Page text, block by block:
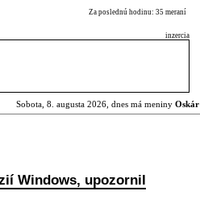
Za poslednú hodinu: 35 meraní
inzercia
Sobota, 8. augusta 2026, dnes má meniny Oskár
Windows, upozornil